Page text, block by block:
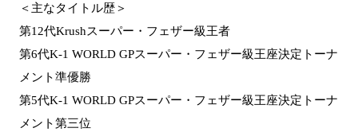
＜主なタイトル歴＞
第12代Krushスーパー・フェザー級王者
第6代K-1 WORLD GPスーパー・フェザー級王座決定トーナ
メント準優勝
第5代K-1 WORLD GPスーパー・フェザー級王座決定トーナ
メント第三位